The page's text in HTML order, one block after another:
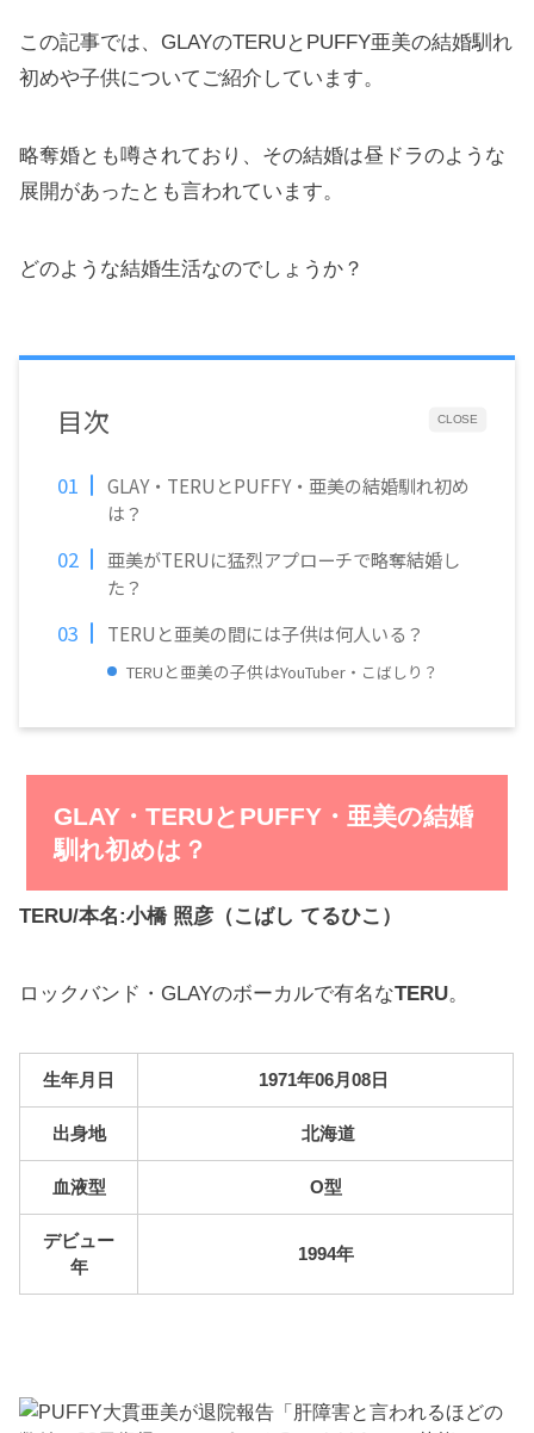
この記事では、GLAYのTERUとPUFFY亜美の結婚馴れ
初めや子供についてご紹介しています。
略奪婚とも噂されており、その結婚は昼ドラのような
展開があったとも言われています。
どのような結婚生活なのでしょうか？
CLOSE
目次
GLAY・TERUとPUFFY・亜美の結婚馴れ初め
は？
亜美がTERUに猛烈アプローチで略奪結婚し
た？
TERUと亜美の間には子供は何人いる？
TERU と亜美の子供はYouTuber・こばしり？
GLAY・TERUとPUFFY・亜美の結婚
馴れ初めは？
TERU/本名:小橋 照彦（こばし てるひこ）
ロックバンド・GLAYのボーカルで有名なTERU。
生年月日 1971年06月08日
出身地 北海道
血液型 O型
デビュー
年
1994年